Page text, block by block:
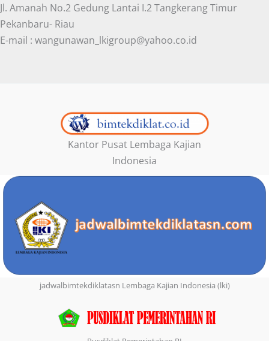
Jl. Amanah No.2 Gedung Lantai I.2 Tangkerang Timur
Pekanbaru- Riau
E-mail : wangunawan_lkigroup@yahoo.co.id
Kantor Pusat Lembaga Kajian
Indonesia
jadwalbimtekdiklatasn Lembaga Kajian Indonesia (lki)